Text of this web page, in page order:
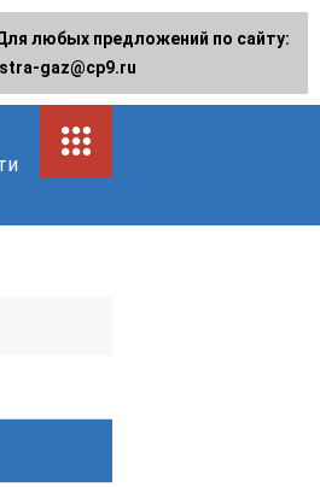
любых предложений по сайту:
gaz@cp9.ru